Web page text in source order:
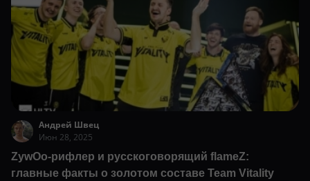
Андрей Швец
Июн 28, 2025
ZywOo-рифлер и русскоговорящий flameZ:
главные факты о золотом составе Team Vitality